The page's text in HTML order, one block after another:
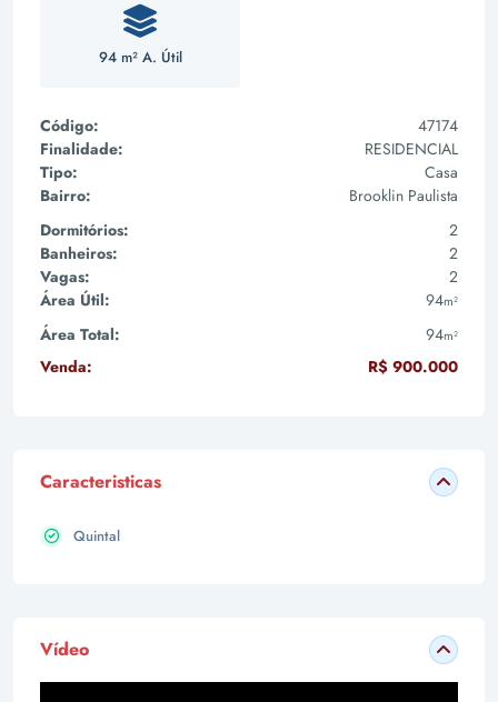
94 m² A. Útil
Código:
47174
Finalidade:
RESIDENCIAL
Tipo:
Casa
Bairro:
Brooklin Paulista
Dormitórios:
2
Banheiros:
2
Vagas:
2
Área Útil:
94m²
Área Total: 94m²
Venda: R$ 900.000
Caracteristicas
Quintal
Vídeo